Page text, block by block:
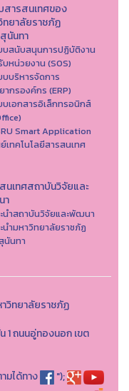
สารสนเทศของ
ทยาลัยราชภัฏ
นันทา
บสนับสนุนการปฏิบัติงาน
หน่วยงาน (SOS)
บบริหารจัดการ
ากรองค์กร (ERP)
บเอกสารอิเล็กทรอนิกส์
Smart Application
เทคโนโลยีสารสนเทศ
นเทศสถาบันวิจัยและ
นำสถาบันวิจัยและพัฒนา
นำมหาวิทยาลัยราชภัฏ
นันทา
วิทยาลัยราชภัฏ
1 ถนนอู่ทองนอก เขต
มได้ทาง
");